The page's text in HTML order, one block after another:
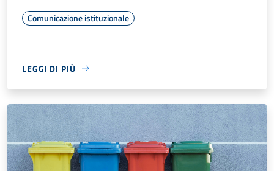
Comunicazione istituzionale
LEGGI DI PIÙ